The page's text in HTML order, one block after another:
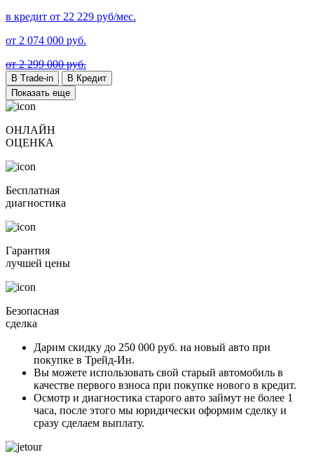
в кредит от 22 229 руб/мес.
от 2 074 000 руб.
от 2 299 000 руб.
В Trade-in
В Кредит
Показать еще
ОНЛАЙН
ОЦЕНКА
Бесплатная
диагностика
Гарантия
лучшей цены
Безопасная
сделка
Дарим скидку до 250 000 руб. на новый авто при
покупке в Трейд-Ин.
Вы можете использовать свой старый автомобиль в
качестве первого взноса при покупке нового в кредит.
Осмотр и диагностика старого авто займут не более 1
часа, после этого мы юридически оформим сделку и
сразу сделаем выплату.